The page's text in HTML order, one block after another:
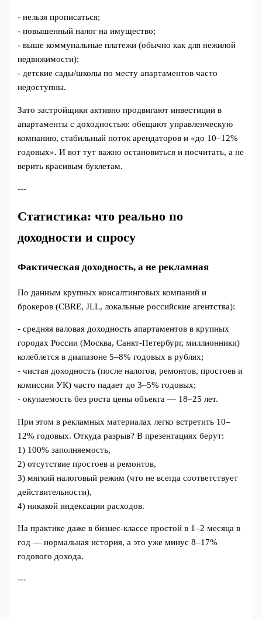
- нельзя прописаться;
- повышенный налог на имущество;
- выше коммунальные платежи (обычно как для нежилой
недвижимости);
- детские сады/школы по месту апартаментов часто
недоступны.
Зато застройщики активно продвигают инвестиции в
апартаменты с доходностью: обещают управленческую
компанию, стабильный поток арендаторов и «до 10–12%
годовых». И вот тут важно остановиться и посчитать, а не
верить красивым буклетам.
---
Статистика: что реально по
доходности и спросу
Фактическая доходность, а не рекламная
По данным крупных консалтинговых компаний и
брокеров (CBRE, JLL, локальные российские агентства):
- средняя валовая доходность апартаментов в крупных
городах России (Москва, Санкт‑Петербург, миллионники)
колеблется в диапазоне 5–8% годовых в рублях;
- чистая доходность (после налогов, ремонтов, простоев и
комиссии УК) часто падает до 3–5% годовых;
- окупаемость без роста цены объекта — 18–25 лет.
При этом в рекламных материалах легко встретить 10–
12% годовых. Откуда разрыв? В презентациях берут:
1) 100% заполняемость,
2) отсутствие простоев и ремонтов,
3) мягкий налоговый режим (что не всегда соответствует
действительности),
4) никакой индексации расходов.
На практике даже в бизнес‑классе простой в 1–2 месяца в
год — нормальная история, а это уже минус 8–17%
годового дохода.
---